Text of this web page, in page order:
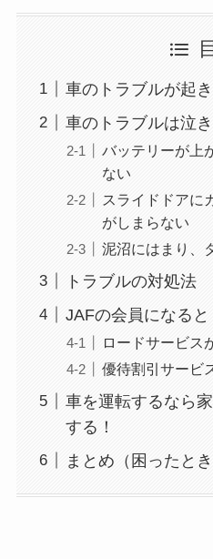
車のトラブルが起
車のトラブルは泣
バッテリーが上
ない
スライドドアに
がしまらない
泥沼にはまり、
トラブルの対処法
JAFの会員になると
ロードサービス
優待割引サービ
車を運転するなら
する！
まとめ（困ったとき